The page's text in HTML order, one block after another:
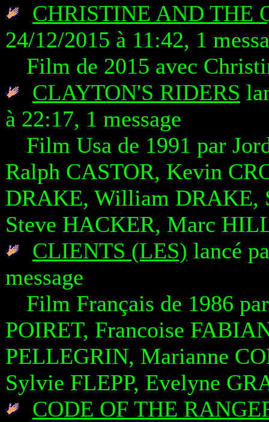
CHRISTINE AND THE
24/12/2015 à 11:42, 1
Film de 2015 avec
CLAYTON'S RIDERS
à 22:17, 1 message
Film Usa de 1991 par
Ralph CASTOR, Kevin
DRAKE, William DRAKE,
Steve HACKER, Marc
CLIENTS (LES) lancé
message
Film Français de 1986
POIRET, Francoise
PELLEGRIN, Marianne
Sylvie FLEPP, Evelyne
CODE OF THE